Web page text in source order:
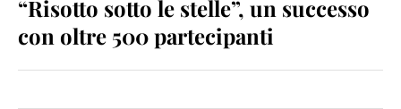
“Risotto sotto le stelle”, un successo
con oltre 500 partecipanti